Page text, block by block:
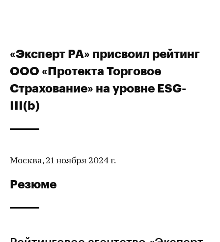
«Эксперт РА» присвоил рейтинг
ООО «Протекта Торговое
Страхование» на уровне ESG-
III(b)
Москва, 21 ноября 2024 г.
Резюме